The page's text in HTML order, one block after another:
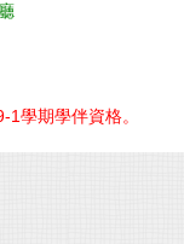
學期學伴資格。